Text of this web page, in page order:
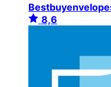
8,6